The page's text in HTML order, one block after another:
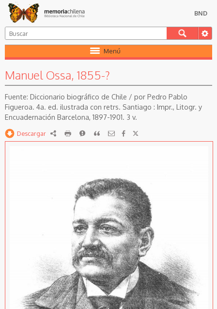
BND
Menú
Manuel Ossa, 1855-?
Diccionario biográfico de Chile / por Pedro Pablo
Figueroa. 4a. ed. ilustrada con retrs. Santiago : Impr., Litogr. y
Encuadernación Barcelona, 1897-1901. 3 v.
Descargar RDF imprimirReportarCitar